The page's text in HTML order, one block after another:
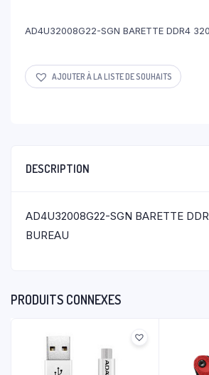
AD4U32008G22-SGN BARETTE DDR4
AJOUTER À LA LISTE DE SOUHAITS
DESCRIPTION
AD4U32008G22-SGN BARETTE
BUREAU
PRODUITS CONNEXES